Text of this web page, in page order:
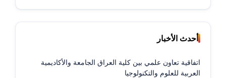
أحدث الأخبار
اتفاقية تعاون علمي بين كلية العراق الجامعة والأكاديمية
العربية للعلوم والتكنولوجيا